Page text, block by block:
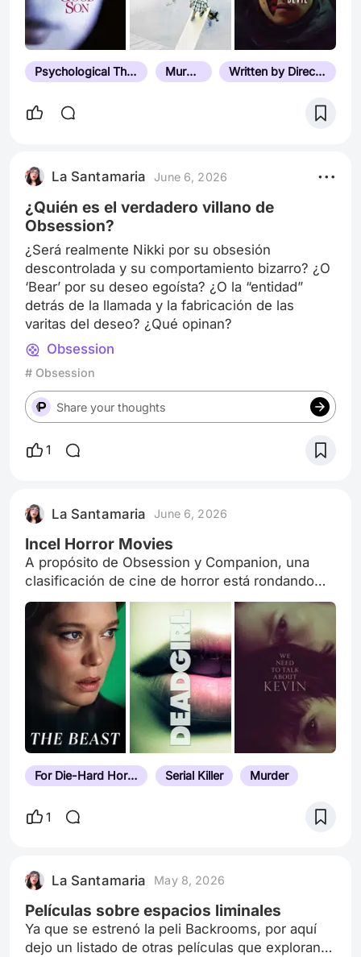
Psychological Thriller Murder Written by Director
La Santamaria June 6, 2026
¿Quién es el verdadero villano de
Obsession?
¿Será realmente Nikki por su obsesión
descontrolada y su comportamiento bizarro? ¿O
‘Bear’ por su deseo egoísta? ¿O la “entidad”
detrás de la llamada y la fabricación de las
varitas del deseo? ¿Qué opinan?
Obsession
# Obsession
Share your thoughts
1
La Santamaria June 6, 2026
Incel Horror Movies
A propósito de Obsession y Companion, una
clasificación de cine de horror está rondando
por ahí y son las 'Incel horror', dejo una lista
para explorar más pelis de esta temática
For Die-Hard Horror Fans Serial Killer Murder
1
La Santamaria May 8, 2026
Películas sobre espacios liminales
Ya que se estrenó la peli Backrooms, por aquí
dejo un listado de otras películas que exploran